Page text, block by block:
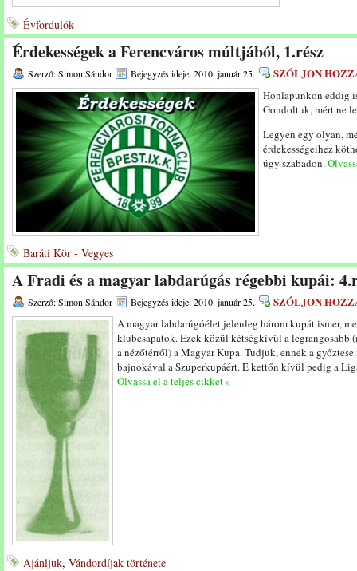
Évfordulók
Érdekességek a Ferencváros múltjából, 1.rész
Szerző: Simon Sándor Bejegyzés ideje: 2010. január 25. SZÓLJON
Honlapunkon eddig
Gondoltuk, mért ne
Legyen egy olyan,
érdekességeihez
úgy szabadon.
Baráti Kör - Vegyes
A Fradi és a magyar labdarúgás régebbi kupái:
Szerző: Simon Sándor Bejegyzés ideje: 2010. január 25. SZÓLJON
A magyar labdarúgóélet jelenleg három kupát ismer,
klubcsapatok. Ezek közül kétségkívül a legrangosabb
a nézőtérről) a Magyar Kupa. Tudjuk, ennek a
bajnokával a Szuperkupáért. E kettőn kívül pedig a
Olvassa el a teljes cikket »
Ajánljuk, Vándordíjak története